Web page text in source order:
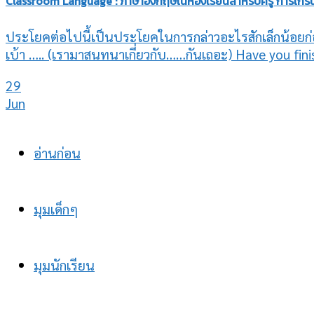
ประโยคต่อไปนี้เป็นประโยคในการกล่าวอะไรสักเล็กน้อ
เบ้า ….. (เรามาสนทนาเกี่ยวกับ……กันเถอะ) Have you
29
Jun
อ่านก่อน
มุมเด็กๆ
มุมนักเรียน